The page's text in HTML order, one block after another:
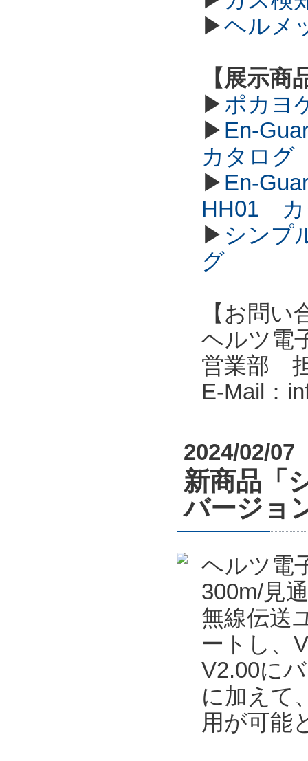
▶ヘルメ
【展示商
▶ポカヨ
▶ En-
カタログ
▶ En-
HH01 カ
▶ シンプ
グ
【お問い
ヘルツ電
営業部
E-Mail：
2024/02/07
新商品「
バージョ
ヘルツ電
300m/見
無線伝送
ートし、
V2.00に
に加えて
用が可能